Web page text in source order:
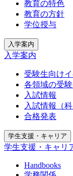
教育の特色
教育の方針
学位授与
入学案内
入学案内
受験生向け
各領域の受
入試情報
入試情報（
合格発表
学生支援・キャリア
学生支援・キャリ
Handbooks